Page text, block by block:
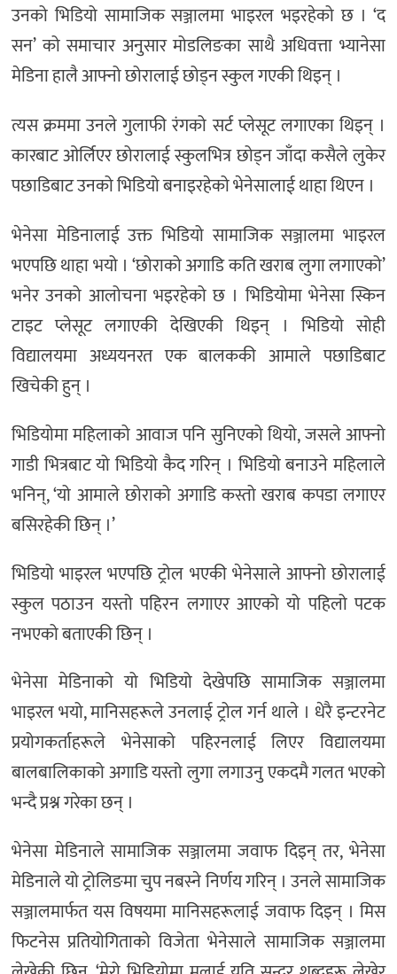
उनको भिडियो सामाजिक सञ्जालमा भाइरल भइरहेको छ । ‘द
सन’ को समाचार अनुसार मोडलिङका साथै अधिवत्ता भ्यानेसा
मेडिना हालै आफ्नो छोरालाई छोड्न स्कुल गएकी थिइन् ।
त्यस क्रममा उनले गुलाफी रंगको सर्ट प्लेसूट लगाएका थिइन् ।
कारबाट ओर्लिएर छोरालाई स्कुलभित्र छोड्न जाँदा कसैले लुकेर
पछाडिबाट उनको भिडियो बनाइरहेको भेनेसालाई थाहा थिएन ।
भेनेसा मेडिनालाई उक्त भिडियो सामाजिक सञ्जालमा भाइरल
भएपछि थाहा भयो । ‘छोराको अगाडि कति खराब लुगा लगाएको’
भनेर उनको आलोचना भइरहेको छ । भिडियोमा भेनेसा स्किन
टाइट प्लेसूट लगाएकी देखिएकी थिइन् । भिडियो सोही
विद्यालयमा अध्ययनरत एक बालककी आमाले पछाडिबाट
खिचेकी हुन् ।
भिडियोमा महिलाको आवाज पनि सुनिएको थियो, जसले आफ्नो
गाडी भित्रबाट यो भिडियो कैद गरिन् । भिडियो बनाउने महिलाले
भनिन्, ‘यो आमाले छोराको अगाडि कस्तो खराब कपडा लगाएर
बसिरहेकी छिन् ।’
भिडियो भाइरल भएपछि ट्रोल भएकी भेनेसाले आफ्नो छोरालाई
स्कुल पठाउन यस्तो पहिरन लगाएर आएको यो पहिलो पटक
नभएको बताएकी छिन् ।
भेनेसा मेडिनाको यो भिडियो देखेपछि सामाजिक सञ्जालमा
भाइरल भयो, मानिसहरूले उनलाई ट्रोल गर्न थाले । धेरै इन्टरनेट
प्रयोगकर्ताहरूले भेनेसाको पहिरनलाई लिएर विद्यालयमा
बालबालिकाको अगाडि यस्तो लुगा लगाउनु एकदमै गलत भएको
भन्दै प्रश्न गरेका छन् ।
भेनेसा मेडिनाले सामाजिक सञ्जालमा जवाफ दिइन् तर, भेनेसा
मेडिनाले यो ट्रोलिङमा चुप नबस्ने निर्णय गरिन् । उनले सामाजिक
सञ्जालमार्फत यस विषयमा मानिसहरूलाई जवाफ दिइन् । मिस
फिटनेस प्रतियोगिताको विजेता भेनेसाले सामाजिक सञ्जालमा